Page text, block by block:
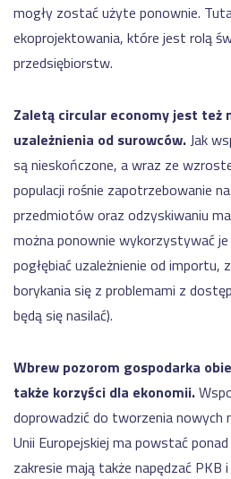
mogły zostać użyte ponownie.
ekoprojektowania, które jest rolą
przedsiębiorstw.
Zaletą circular economy jest też
uzależnienia od surowców.Jak
są nieskończone, a wraz ze
populacji rośnie zapotrzebowanie
przedmiotów oraz odzyskiwaniu
można ponownie wykorzystywać
pogłębiać uzależnienie od importu,
borykania się z problemami z
będą się nasilać).
Wbrew pozorom gospodarka
także korzyści dla ekonomii.
doprowadzić do tworzenia nowych
Unii Europejskiej ma powstać
zakresie mają także napędzać